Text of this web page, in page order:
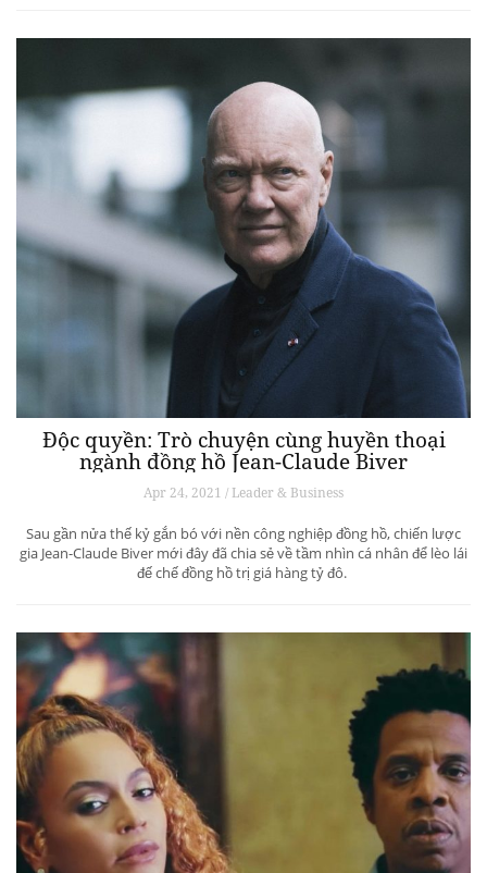
Độc quyền: Trò chuyện cùng huyền thoại
ngành đồng hồ Jean-Claude Biver
Apr 24, 2021 / Leader & Business
Sau gần nửa thế kỷ gắn bó với nền công nghiệp đồng hồ, chiến lược
gia Jean-Claude Biver mới đây đã chia sẻ về tầm nhìn cá nhân để lèo lái
đế chế đồng hồ trị giá hàng tỷ đô.